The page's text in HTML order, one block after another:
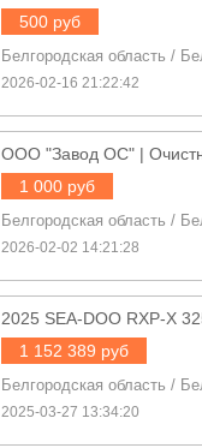
500 руб
Белгородская область /
2026-02-16 21:22:42
ООО "Завод ОС" |
1 000 руб
Белгородская область /
2026-02-02 14:21:28
2025 SEA-DOO RXP-X
1 152 389 руб
Белгородская область /
2025-03-27 13:34:20